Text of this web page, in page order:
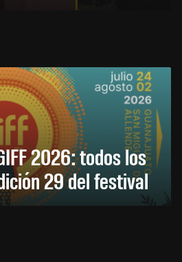
2026: todos los
29 del festival